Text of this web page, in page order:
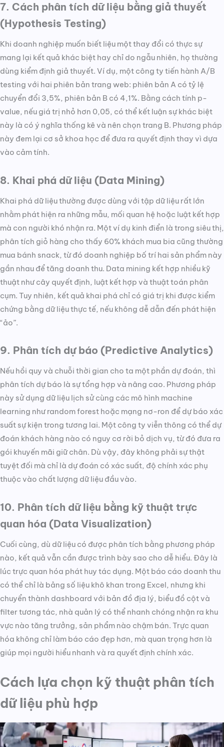
7. Cách phân tích dữ liệu bằng giả thuyết
(Hypothesis Testing)
Khi doanh nghiệp muốn biết liệu một thay đổi có thực sự
mang lại kết quả khác biệt hay chỉ do ngẫu nhiên, họ thường
dùng kiểm định giả thuyết. Ví dụ, một công ty tiến hành A/B
testing với hai phiên bản trang web: phiên bản A có tỷ lệ
chuyển đổi 3,5%, phiên bản B có 4,1%. Bằng cách tính p-
value, nếu giá trị nhỏ hơn 0,05, có thể kết luận sự khác biệt
này là có ý nghĩa thống kê và nên chọn trang B. Phương pháp
này đem lại cơ sở khoa học để đưa ra quyết định thay vì dựa
vào cảm tính.
8. Khai phá dữ liệu (Data Mining)
Khai phá dữ liệu thường được dùng với tập dữ liệu rất lớn
nhằm phát hiện ra những mẫu, mối quan hệ hoặc luật kết hợp
mà con người khó nhận ra. Một ví dụ kinh điển là trong siêu thị,
phân tích giỏ hàng cho thấy 60% khách mua bia cũng thường
mua bánh snack, từ đó doanh nghiệp bố trí hai sản phẩm này
gần nhau để tăng doanh thu. Data mining kết hợp nhiều kỹ
thuật như cây quyết định, luật kết hợp và thuật toán phân
cụm. Tuy nhiên, kết quả khai phá chỉ có giá trị khi được kiểm
chứng bằng dữ liệu thực tế, nếu không dễ dẫn đến phát hiện
“ảo”.
9. Phân tích dự báo (Predictive Analytics)
Nếu hồi quy và chuỗi thời gian cho ta một phần dự đoán, thì
phân tích dự báo là sự tổng hợp và nâng cao. Phương pháp
này sử dụng dữ liệu lịch sử cùng các mô hình machine
learning như random forest hoặc mạng nơ-ron để dự báo xác
suất sự kiện trong tương lai. Một công ty viễn thông có thể dự
đoán khách hàng nào có nguy cơ rời bỏ dịch vụ, từ đó đưa ra
gói khuyến mãi giữ chân. Dù vậy, đây không phải sự thật
tuyệt đối mà chỉ là dự đoán có xác suất, độ chính xác phụ
thuộc vào chất lượng dữ liệu đầu vào.
10. Phân tích dữ liệu bằng kỹ thuật trực
quan hóa (Data Visualization)
Cuối cùng, dù dữ liệu có được phân tích bằng phương pháp
nào, kết quả vẫn cần được trình bày sao cho dễ hiểu. Đây là
lúc trực quan hóa phát huy tác dụng. Một báo cáo doanh thu
có thể chỉ là bảng số liệu khô khan trong Excel, nhưng khi
chuyển thành dashboard với bản đồ địa lý, biểu đồ cột và
filter tương tác, nhà quản lý có thể nhanh chóng nhận ra khu
vực nào tăng trưởng, sản phẩm nào chậm bán. Trực quan
hóa không chỉ làm báo cáo đẹp hơn, mà quan trọng hơn là
giúp mọi người hiểu nhanh và ra quyết định chính xác.
Cách lựa chọn kỹ thuật phân tích
dữ liệu phù hợp